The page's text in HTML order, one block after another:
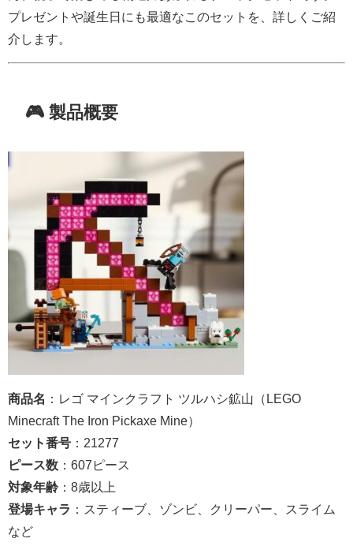
プレゼントや誕生日にも最適なこのセットを、詳しくご紹
介します。
🎮 製品概要
商品名 ：レゴ マインクラフト ツルハシ鉱山（LEGO
Minecraft The Iron Pickaxe Mine）
セット番号 ：21277
ピース数 ：607ピース
対象年齢 ：8歳以上
登場キャラ ：スティーブ、ゾンビ、クリーパー、スライム
など